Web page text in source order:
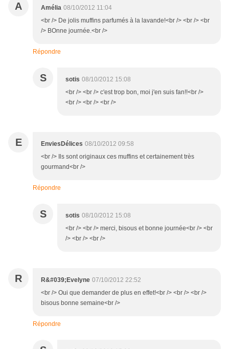
A Amélia 08/10/2012 11:04
<br /> De jolis muffins parfumés à la lavande!<br /> <br /> <br
/> BOnne journée.<br />
Répondre
S sotis 08/10/2012 15:08
<br /> <br /> c'est trop bon, moi j'en suis fan!!<br />
<br /> <br /> <br />
E EnviesDélices 08/10/2012 09:58
<br /> Ils sont originaux ces muffins et certainement très
gourmand<br />
Répondre
S sotis 08/10/2012 15:08
<br /> <br /> merci, bisous et bonne journée<br /> <br
/> <br /> <br />
R R&#039;Evelyne 07/10/2012 22:52
<br /> Oui que demander de plus en effet!<br /> <br /> <br />
bisous bonne semaine<br />
Répondre